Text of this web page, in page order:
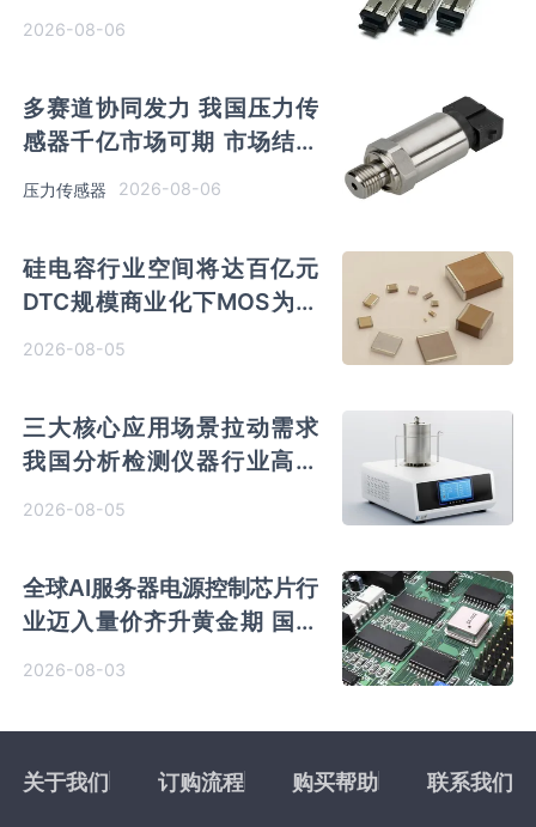
2026-08-06
多赛道协同发力 我国压力传
感器千亿市场可期 市场结构
将向MEMS产品倾斜
压力传感器 2026-08-06
硅电容行业空间将达百亿元
DTC规模商业化下MOS为主
2026-08-05
三大核心应用场景拉动需求
我国分析检测仪器行业高端
2026-08-05
全球AI服务器电源控制芯片行
业迈入量价齐升黄金期 国产
2026-08-03
关于我们 订购流程 购买帮助 联系我们